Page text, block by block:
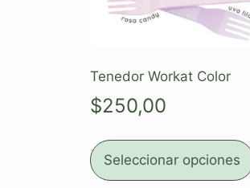
Tenedor Workat Color
$250,00
Seleccionar opciones